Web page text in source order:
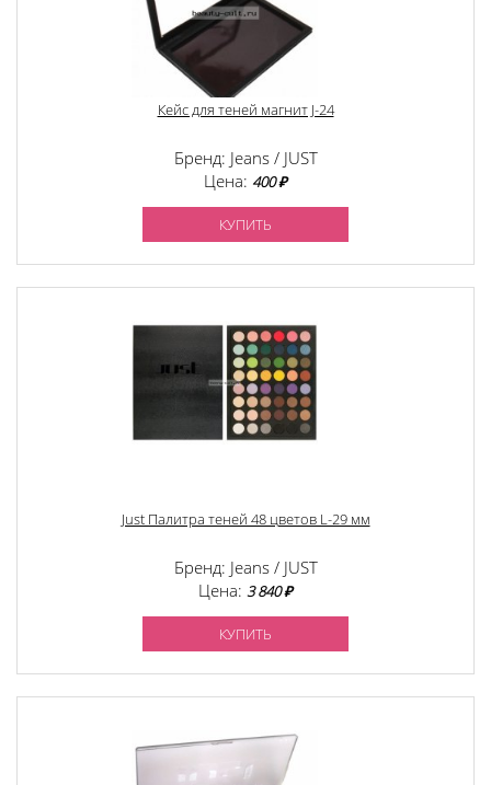
Кейс для теней магнит J-24
Бренд: Jeans / JUST
Цена: 400 ₽
КУПИТЬ
Just Палитра теней 48 цветов L-29 мм
Бренд: Jeans / JUST
Цена: 3 840 ₽
КУПИТЬ